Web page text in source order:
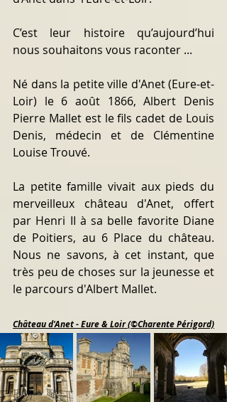
C’est leur histoire qu’aujourd’hui
nous souhaitons vous raconter ...
Né dans la petite ville d'Anet (Eure-et-
Loir) le 6 août 1866, Albert Denis
Pierre Mallet est le fils cadet de Louis
Denis, médecin et de Clémentine
Louise Trouvé.
La petite famille vivait aux pieds du
merveilleux château d'Anet, offert
par Henri II à sa belle favorite Diane
de Poitiers, au 6 Place du château.
Nous ne savons, à cet instant, que
très peu de choses sur la jeunesse et
le parcours d'Albert Mallet.
Château d'Anet - Eure & Loir (©Charente Périgord)